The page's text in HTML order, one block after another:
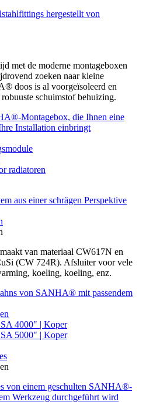
met de moderne montageboxen
zoeken naar kleine
doos is al voorgeïsoleerd en
schuimstof behuizing.
radiatoren
van materiaal CW617N en
(CW 724R). Afsluiter voor vele
koeling, koeling, enz.
4000" | Koper
5000" | Koper